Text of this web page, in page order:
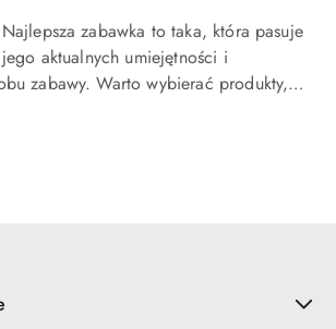
zabawka to taka, która pasuje
aktualnych umiejętności i
zabawy. Warto wybierać produkty,